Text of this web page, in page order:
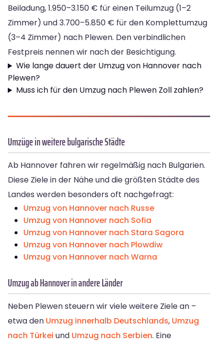
Beiladung, 1.950–3.150 € für einen Teilumzug (1–2
Zimmer) und 3.700–5.850 € für den Komplettumzug
(3–4 Zimmer) nach Plewen. Den verbindlichen
Festpreis nennen wir nach der Besichtigung.
Wie lange dauert der Umzug von Hannover nach
Plewen?
Muss ich für den Umzug nach Plewen Zoll zahlen?
Umzüge in weitere bulgarische Städte
Ab Hannover fahren wir regelmäßig nach Bulgarien.
Diese Ziele in der Nähe und die größten Städte des
Landes werden besonders oft nachgefragt:
Umzug von Hannover nach Russe
Umzug von Hannover nach Sofia
Umzug von Hannover nach Stara Sagora
Umzug von Hannover nach Plowdiw
Umzug von Hannover nach Warna
Umzug ab Hannover in andere Länder
Neben Plewen steuern wir viele weitere Ziele an –
etwa den Umzug innerhalb Deutschlands, Umzug
nach Türkei und Umzug nach Serbien. Eine